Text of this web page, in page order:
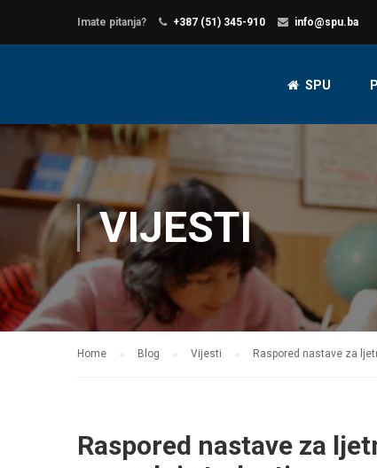
Imate pitanja? +387 (51) 345-910 info@spu.ba
SPU
VIJESTI
Home Blog Vijesti Raspored nastave za
Raspored nastave za